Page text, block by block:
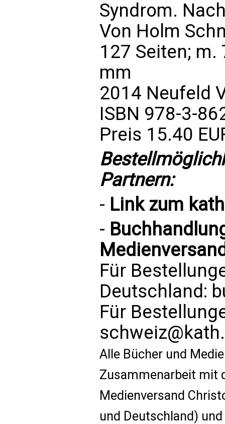
Syndrom.
Von Holm
127 Seiten;
mm
2014 Neufeld
ISBN 978-3-
Preis 15.40
Partnern:
- Link zum
-
Für
Deutschland:
Für
Alle Bücher und
Zusammenarbeit mit
Medienversand
und Deutschland)